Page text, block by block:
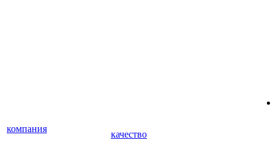
компания
качество